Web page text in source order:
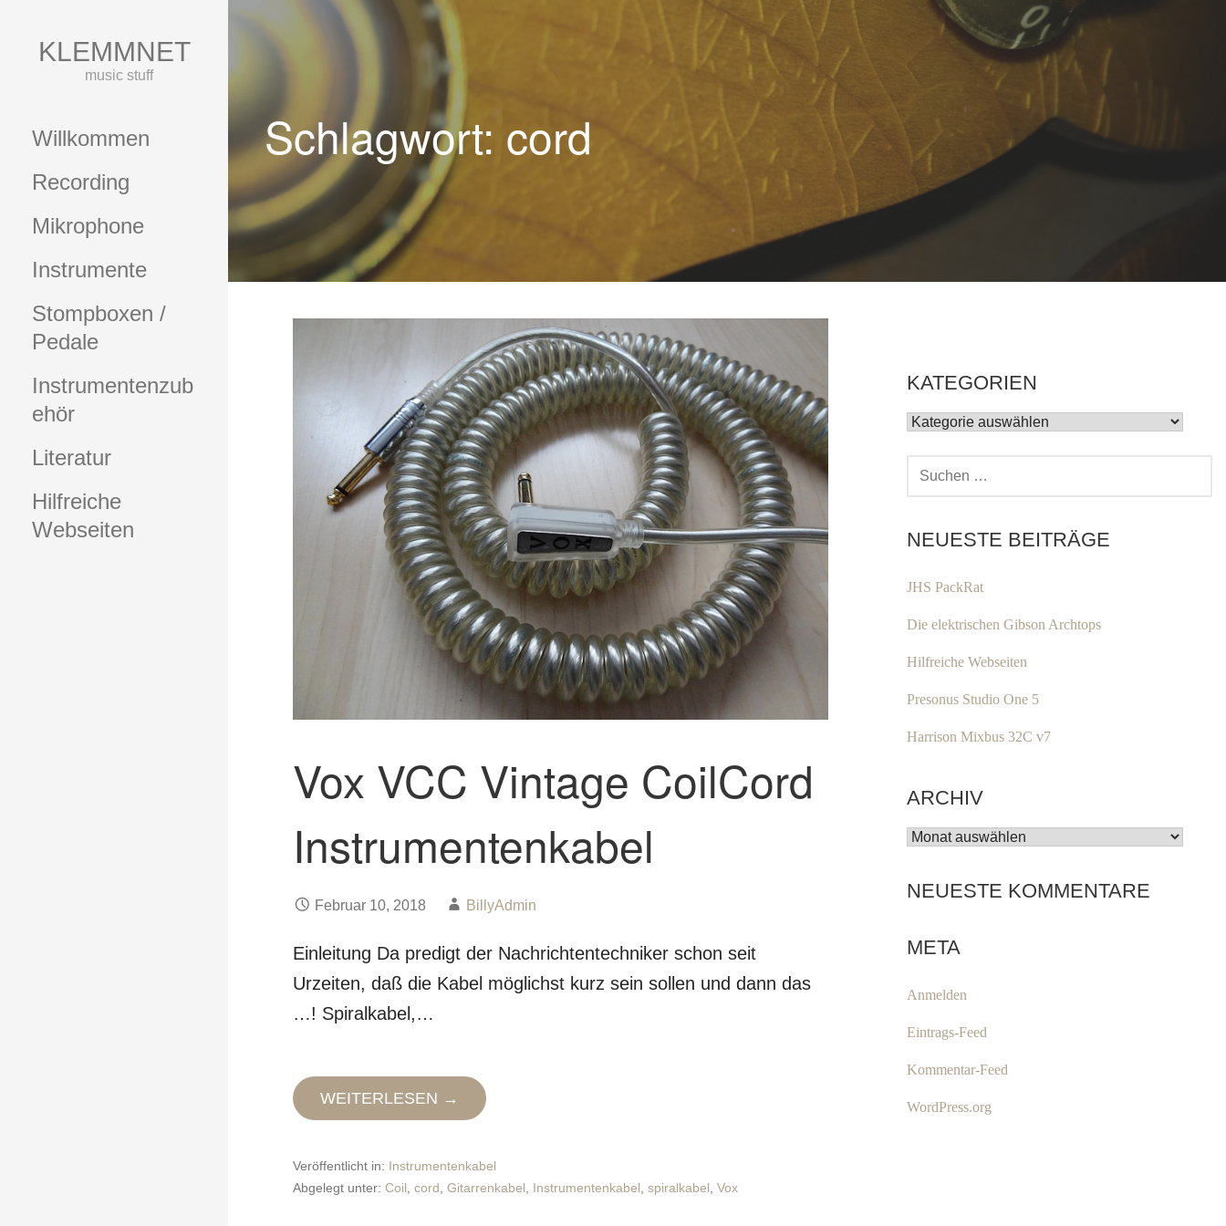
KLEMMNET
music stuff
Willkommen
Recording
Mikrophone
Instrumente
Stompboxen /
Pedale
Instrumentenzub
ehör
Literatur
Hilfreiche
Webseiten
Schlagwort: cord
Vox VCC Vintage CoilCord
Instrumentenkabel
Februar 10, 2018 BillyAdmin
Einleitung Da predigt der Nachrichtentechniker schon seit
Urzeiten, daß die Kabel möglichst kurz sein sollen und dann das
…! Spiralkabel,…
WEITERLESEN →
Veröffentlicht in: Instrumentenkabel
Abgelegt unter: Coil, cord, Gitarrenkabel, Instrumentenkabel, spiralkabel, Vox
KATEGORIEN
KATEGORIEN
NEUESTE BEITRÄGE
JHS PackRat
Die elektrischen Gibson Archtops
Hilfreiche Webseiten
Presonus Studio One 5
Harrison Mixbus 32C v7
ARCHIV
ARCHIV
NEUESTE KOMMENTARE
META
Anmelden
Eintrags-Feed
Kommentar-Feed
WordPress.org